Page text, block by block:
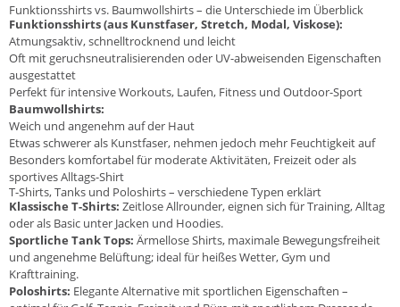
Funktionsshirts vs. Baumwollshirts – die Unterschiede im Überblick
Funktionsshirts (aus Kunstfaser, Stretch, Modal, Viskose):
Atmungsaktiv, schnelltrocknend und leicht
Oft mit geruchsneutralisierenden oder UV-abweisenden Eigenschaften
ausgestattet
Perfekt für intensive Workouts, Laufen, Fitness und Outdoor-Sport
Baumwollshirts:
Weich und angenehm auf der Haut
Etwas schwerer als Kunstfaser, nehmen jedoch mehr Feuchtigkeit auf
Besonders komfortabel für moderate Aktivitäten, Freizeit oder als
sportives Alltags-Shirt
T-Shirts, Tanks und Poloshirts – verschiedene Typen erklärt
Klassische T-Shirts: Zeitlose Allrounder, eignen sich für Training, Alltag
oder als Basic unter Jacken und Hoodies.
Sportliche Tank Tops: Ärmellose Shirts, maximale Bewegungsfreiheit
und angenehme Belüftung; ideal für heißes Wetter, Gym und
Krafttraining.
Poloshirts: Elegante Alternative mit sportlichen Eigenschaften –